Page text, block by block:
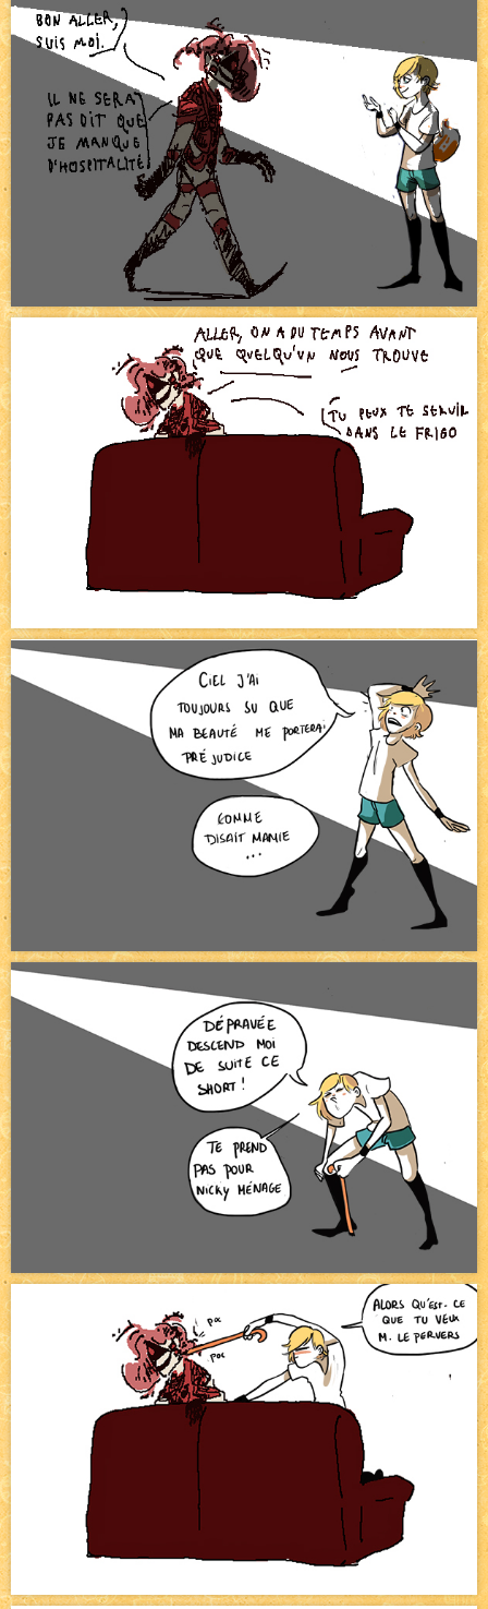
Pique-nique d'été
Avatar, le dessin d'un autre maître
Beyond the cliff (suite) NEW
On retape les miniatures de l'accueil NEW